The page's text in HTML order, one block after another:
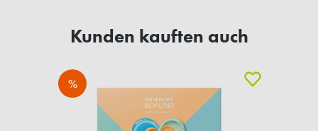
Kunden kauften auch
%